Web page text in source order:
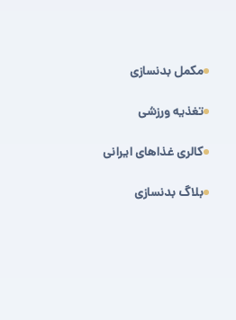
مکمل بدنسازی
تغذیه ورزشی
کالری غذاهای ایرانی
بلاگ بدنسازی